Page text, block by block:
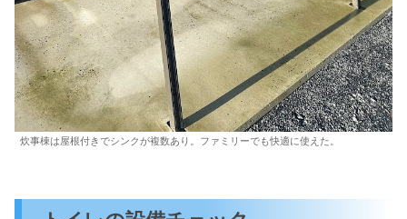
炊事棟は屋根付きでシンクが複数あり。ファミリーでも快適に使えた。